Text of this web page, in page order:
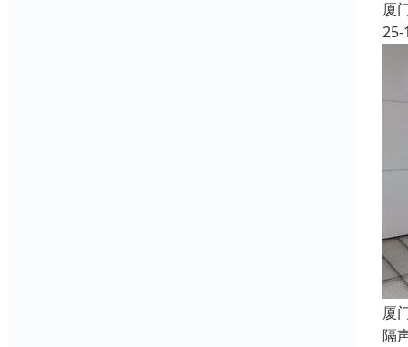
厦
25-
厦
隔